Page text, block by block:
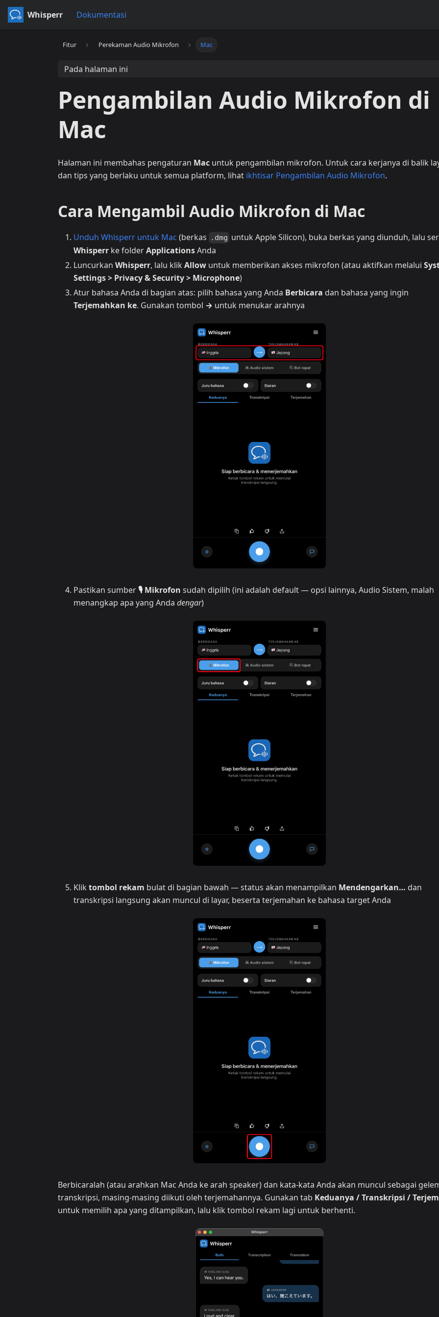
Whisperr Dokumentasi
Fitur Perekaman Audio Mikrofon Mac
Pada halaman ini
Pengambilan Audio Mikrofon di
Mac
Halaman ini membahas pengaturan Mac untuk pengambilan mikrofon. Untuk cara kerjanya di balik
dan tips yang berlaku untuk semua platform, lihat ikhtisar Pengambilan Audio Mikrofon.
Cara Mengambil Audio Mikrofon di Mac
Unduh Whisperr untuk Mac (berkas .dmg untuk Apple Silicon), buka berkas yang diunduh, lalu
Whisperr ke folderApplicationsAnda
Luncurkan Whisperr, lalu klik Allow untuk memberikan akses mikrofon (atau aktifkan melalui
Settings > Privacy & Security > Microphone)
Atur bahasa Anda di bagian atas: pilih bahasa yang Anda Berbicara dan bahasa yang ingin
Terjemahkan ke. Gunakan tombol → untuk menukar arahnya
Pastikan sumber🎙️ Mikrofon sudah dipilih (ini adalah default — opsi lainnya, Audio Sistem, malah
menangkap apa yang Anda dengar)
Klik tombol rekam bulat di bagian bawah — status akan menampilkan Mendengarkan… dan
transkripsi langsung akan muncul di layar, beserta terjemahan ke bahasa target Anda
Berbicaralah (atau arahkan Mac Anda ke arah speaker) dan kata-kata Anda akan muncul sebagai
transkripsi, masing-masing diikuti oleh terjemahannya. Gunakan tab Keduanya / Transkripsi /
untuk memilih apa yang ditampilkan, lalu klik tombol rekam lagi untuk berhenti.